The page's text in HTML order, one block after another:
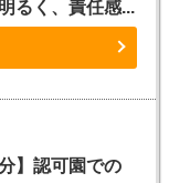
るく、責任感...
】認可園での